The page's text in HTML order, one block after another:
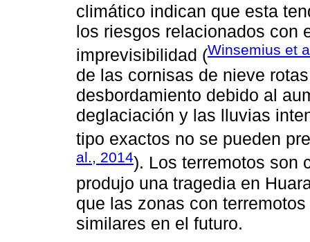
climático indican que esta
los riesgos relacionados con
imprevisibilidad (Winsemius et
de las cornisas de nieve
desbordamiento debido al
deglaciación y las lluvias
tipo exactos no se pueden
al., 2014). Los terremotos son
produjo una tragedia en
que las zonas con
similares en el futuro.